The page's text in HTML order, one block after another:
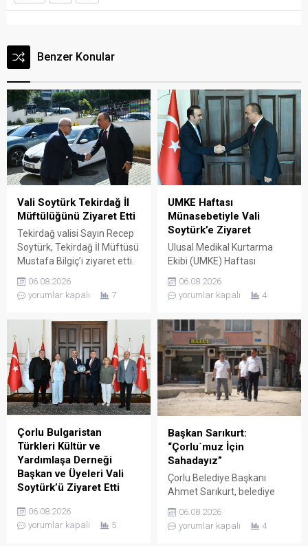
Benzer Konular
Vali Soytürk Tekirdağ İl
Müftülüğünü Ziyaret Etti
Tekirdağ valisi Sayın Recep
Soytürk, Tekirdağ İl Müftüsü
Mustafa Bilgiç’i ziyaret etti.
Ziyaret sırasında İl Müftüsü
Bilgiç ve Tekirdağ İl
Müftülüğü personeli
Soytürk ardından İl Müftüsü
Bilgiç ile bir süre görüşerek
müftülüğün çalışma ve
faaliyetleri hakkında bilgi
aldı. Günün anısına hatıra
fotoğrafı çekilmesinin
ardından ziyaret sona erdi.
06.08.2026
yorumlar kapalı
7
UMKE Haftası
Münasebetiyle Vali
Soytürk’e Ziyaret
Ulusal Medikal Kurtarma
Ekibi (UMKE) Haftası
Münasebetiyle İl Sağlık
Müdürü Uzm. Dr. Lütfi
Çağatay Onar, Sağlık
Mustafa Dönmez ve UMKE
çalışanları, Tekirdağ valisi
Sayın Recep Soytürk’ü
makamında ziyaret etti.
Ziyaret sırasında İl Sağlık
Müdürü Onar, UMKE Haftası
münasebetiyle
düzenlenecek etkinlikler
hakkında Vali Soytürk’e bilgi
verdi. Ziyaretten...
06.08.2026
yorumlar kapalı
4
Çorlu Bulgaristan
Türkleri Kültür ve
Yardımlaşa Derneği
Başkan ve Üyeleri Vali
Soytürk’ü Ziyaret Etti
Kültür ve Yardımlaşa
Derneği Başkanı Güner Çetin
06.08.2026
yorumlar kapalı
5
Başkan Sarıkurt:
“Çorlu`muz İçin
Sahadayız”
Çorlu Belediye Başkanı
Ahmet Sarıkurt, belediye
denetlemek ve
vatandaşlarla birebir temas
06.08.2026
yorumlar kapalı
4